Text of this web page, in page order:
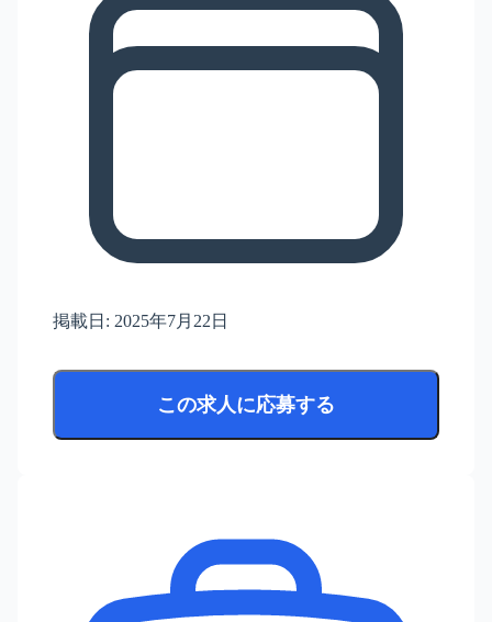
掲載日: 2025年7月22日
この求人に応募する